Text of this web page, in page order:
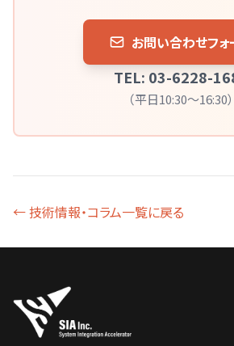
お問い合わせフォ
TEL: 03-6228-
（平日10:30～16:30）
← 技術情報・コラム一覧に戻る